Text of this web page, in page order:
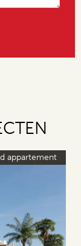
appartement